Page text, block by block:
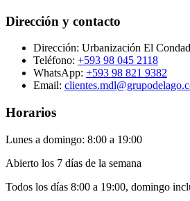
Dirección y contacto
Dirección: Urbanización El
Teléfono: +593 98 045 2118
WhatsApp: +593 98 821 9382
Email:
Horarios
Lunes a domingo: 8:00 a 19:00
Abierto los 7 días de la semana
Todos los días 8:00 a 19:00, domingo